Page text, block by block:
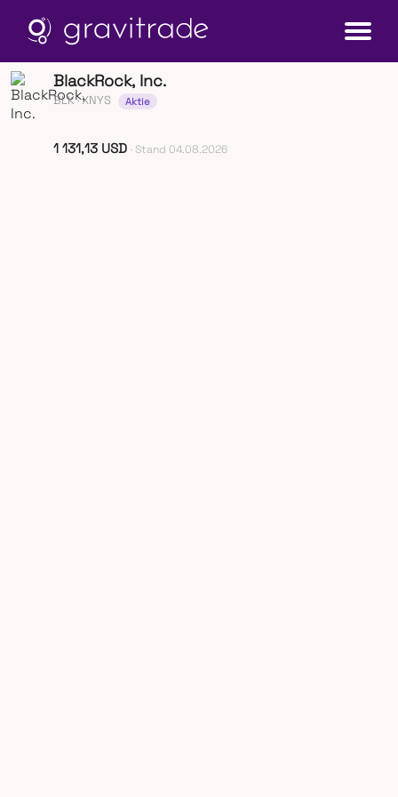
BlackRock, Inc.
BLK· XNYS Aktie
1 131,13 USD · Stand 04.08.2026